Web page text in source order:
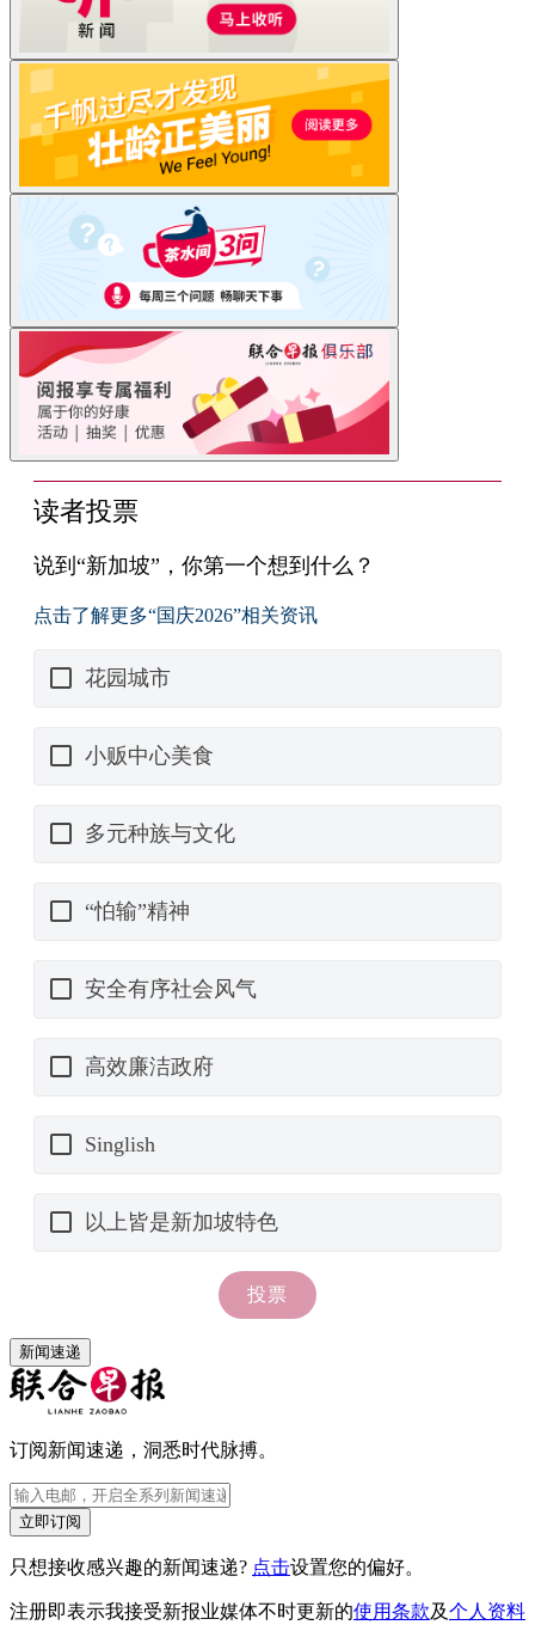
新闻速递
订阅新闻速递，洞悉时代脉搏。
立即订阅
只想接收感兴趣的新闻速递? 点击设置您的偏好。
注册即表示我接受新报业媒体不时更新的使用条款及个人资料